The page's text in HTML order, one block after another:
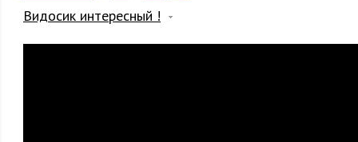
Видосик интересный !